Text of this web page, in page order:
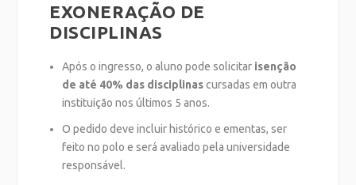
EXONERAÇÃO DE
DISCIPLINAS
Após o ingresso, o aluno pode solicitar isenção
de até 40% das disciplinascursadas em outra
instituição nos últimos 5 anos.
O pedido deve incluir histórico e ementas, ser
feito no polo e será avaliado pela universidade
responsável.